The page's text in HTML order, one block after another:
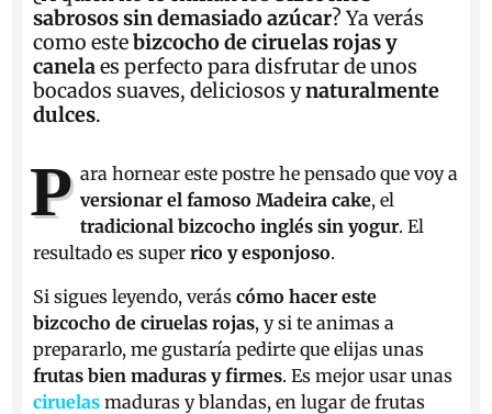
sabrosos sin demasiado azúcar? Ya verás
como estebizcocho de ciruelas rojas y
canelaes perfecto para disfrutar de unos
bocados suaves, deliciosos ynaturalmente
dulces.
P ara hornear este postre he pensado que voy a
versionar el famoso Madeira cake, el
tradicional bizcocho inglés sin yogur. El
resultado es superrico y esponjoso.
Si sigues leyendo, veráscómo hacer este
bizcocho de ciruelas rojas, y si te animas a
prepararlo, me gustaría pedirte que elijas unas
frutas bien maduras y firmes. Es mejor usar unas
ciruelas maduras y blandas, en lugar de frutas